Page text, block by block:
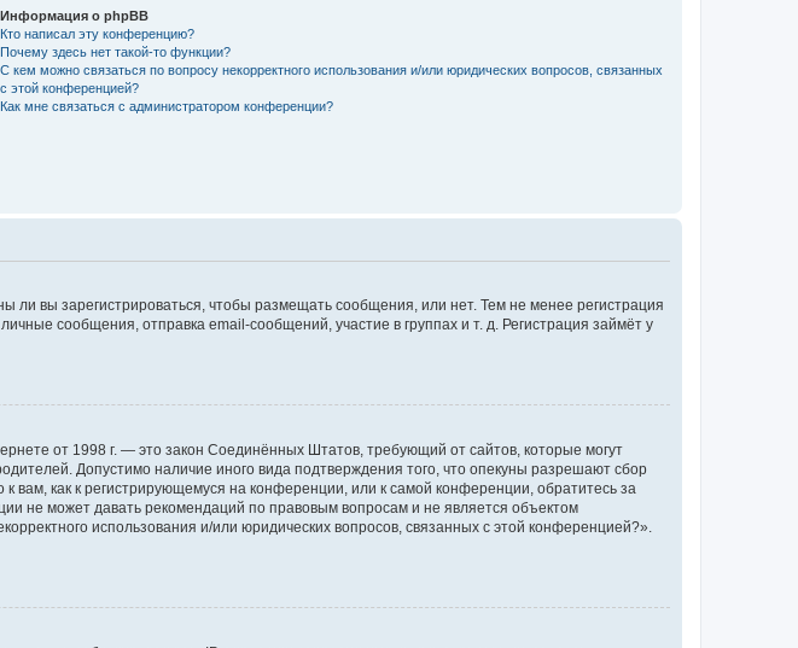
Информация о phpBB
Кто написал эту конференцию?
Почему здесь нет такой-то функции?
С кем можно связаться по вопросу некорректного использования и/или юридических вопросов, связанных
с этой конференцией?
Как мне связаться с администратором конференции?
ли вы зарегистрироваться, чтобы размещать сообщения, или нет. Тем не менее регистрация
сообщения, отправка email-сообщений, участие в группах и т. д. Регистрация займёт у
от 1998 г. — это закон Соединённых Штатов, требующий от сайтов, которые могут
Допустимо наличие иного вида подтверждения того, что опекуны разрешают сбор
как к регистрирующемуся на конференции, или к самой конференции, обратитесь за
не может давать рекомендаций по правовым вопросам и не является объектом
использования и/или юридических вопросов, связанных с этой конференцией?».